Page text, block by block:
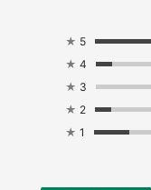
★ 5
★ 4
★ 3
★ 2
★ 1